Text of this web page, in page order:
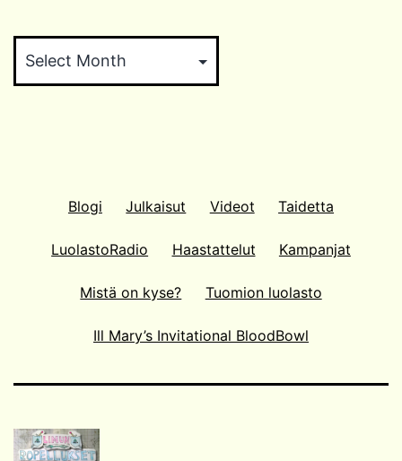
Blogi Julkaisut Videot Taidetta
LuolastoRadio Haastattelut Kampanjat
Mistä on kyse? Tuomion luolasto
Ill Mary’s Invitational BloodBowl